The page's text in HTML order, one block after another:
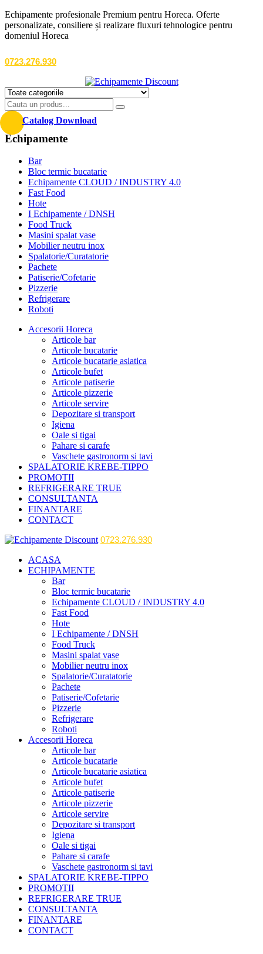
Echipamente profesionale Premium pentru Horeca. Oferte
personalizate, consiliere și realizare fluxuri tehnologice pentru
domeniul Horeca
0723.276.930
Catalog Download
Echipamente
Bar
Bloc termic bucatarie
Echipamente CLOUD / INDUSTRY 4.0
Fast Food
Hote
I Echipamente / DNSH
Food Truck
Masini spalat vase
Mobilier neutru inox
Spalatorie/Curatatorie
Pachete
Patiserie/Cofetarie
Pizzerie
Refrigerare
Roboti
Accesorii Horeca
Articole bar
Articole bucatarie
Articole bucatarie asiatica
Articole bufet
Articole patiserie
Articole pizzerie
Articole servire
Depozitare si transport
Igiena
Oale si tigai
Pahare si carafe
Vaschete gastronorm si tavi
SPALATORIE KREBE-TIPPO
PROMOTII
REFRIGERARE TRUE
CONSULTANTA
FINANTARE
CONTACT
0723.276.930
ACASA
ECHIPAMENTE
Bar
Bloc termic bucatarie
Echipamente CLOUD / INDUSTRY 4.0
Fast Food
Hote
I Echipamente / DNSH
Food Truck
Masini spalat vase
Mobilier neutru inox
Spalatorie/Curatatorie
Pachete
Patiserie/Cofetarie
Pizzerie
Refrigerare
Roboti
Accesorii Horeca
Articole bar
Articole bucatarie
Articole bucatarie asiatica
Articole bufet
Articole patiserie
Articole pizzerie
Articole servire
Depozitare si transport
Igiena
Oale si tigai
Pahare si carafe
Vaschete gastronorm si tavi
SPALATORIE KREBE-TIPPO
PROMOTII
REFRIGERARE TRUE
CONSULTANTA
FINANTARE
CONTACT